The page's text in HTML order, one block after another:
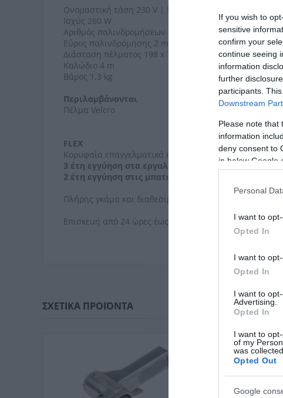
If you wish to
sensitive
confirm your
continue seeing
information
further
participants.
Downstream
Please note that
information
deny consent to
in below Google
Personal
I want to
Opted In
I want to
Opted In
I want to
Advertising.
Opted In
I want to
of my
was collected.
Opted Out
Google
Ονομαστική τάση 230 V | 50 Hz
Ισχύς 260 W
Αριθμός παλινδρομήσεων 10.000 - 20.000 min??
Εύρος παλινδρόμησης 2 mm
Διάσταση πέλματος 198 x 70 mm
Καλώδιο 4 m
Βάρος 1,3 kg
Περιλαμβάνονται
Πέλμα Velcro
FLEX
Κορυφαία επαγγελματικά εργαλεία
3 έτη εγγύηση στα εργαλεία
2 έτη εγγύηση στις μπαταρίες
Πλήρης γκάμα και διαθεσιμότητα γνήσιων
Επισκευή από 24 ώρες έως 5 ημέρες
ΣΧΕΤΙΚΆ ΠΡΟΪΌΝΤΑ